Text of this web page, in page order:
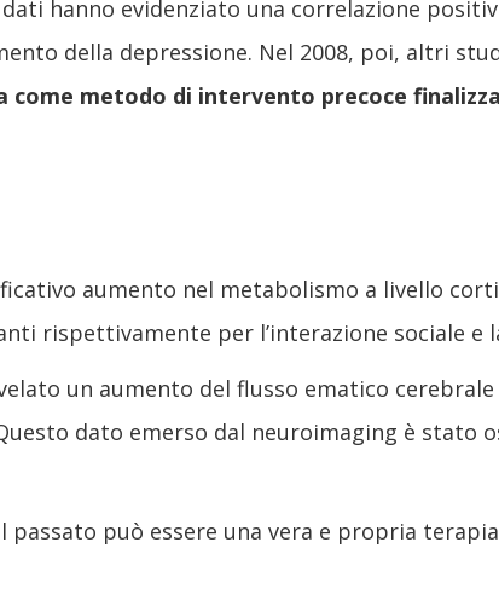
dati hanno evidenziato una correlazione
della depressione. Nel 2008, poi, altri
come metodo di intervento precoce
aumento nel metabolismo a livello
rispettivamente per l’interazione sociale e
un aumento del flusso ematico
dato emerso dal neuroimaging è stato
può essere una vera e propria